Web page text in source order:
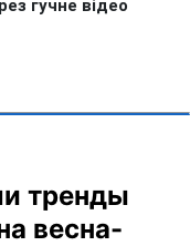
тренды
весна-